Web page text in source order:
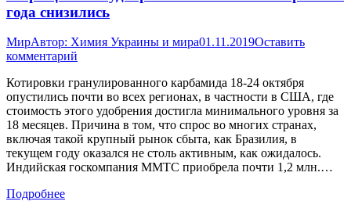
года снизились
МирАвтор: Химия Украины и мира01.11.2019Оставить
комментарий
Котировки гранулированного карбамида 18-24 октября
опустились почти во всех регионах, в частности в США, где
стоимость этого удобрения достигла минимального уровня за
18 месяцев. Причина в том, что спрос во многих странах,
включая такой крупный рынок сбыта, как Бразилия, в
текущем году оказался не столь активным, как ожидалось.
Индийская госкомпания MMTC приобрела почти 1,2 млн.…
Подробнее